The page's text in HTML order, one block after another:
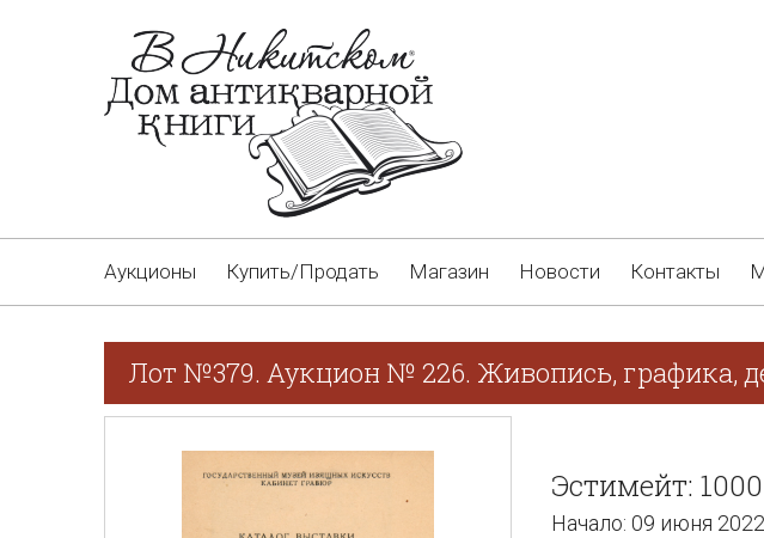
Аукционы Купить/Продать Магазин Новости Контакты
Лот №379. Аукцион № 226. Живопись, графика,
Эстимейт:
Начало: 09 июня